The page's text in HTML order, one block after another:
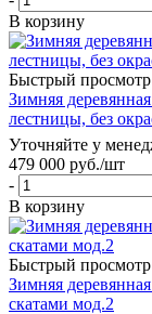
В корзину
Быстрый просмотр
Зимняя
лестницы, без
Уточняйте у
479 000 руб./шт
-
В корзину
Быстрый просмотр
Зимняя
скатами мод.2